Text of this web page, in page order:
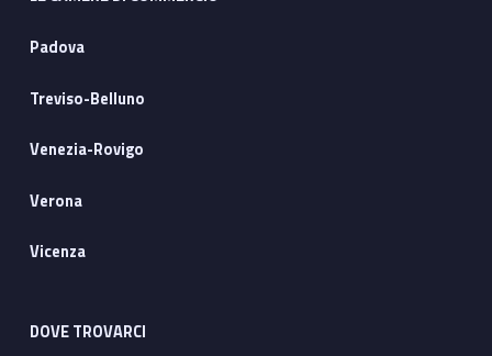
Padova
Treviso-Belluno
Venezia-Rovigo
Verona
Vicenza
DOVE TROVARCI